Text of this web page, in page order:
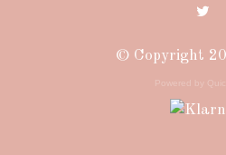
© Copyright
Powered by